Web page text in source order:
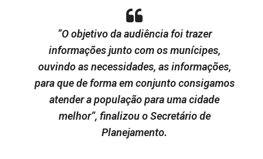
“O objetivo da audiência foi trazer
informações junto com os munícipes,
ouvindo as necessidades, as informações,
para que de forma em conjunto consigamos
atender a população para uma cidade
melhor”, finalizou o Secretário de
Planejamento.